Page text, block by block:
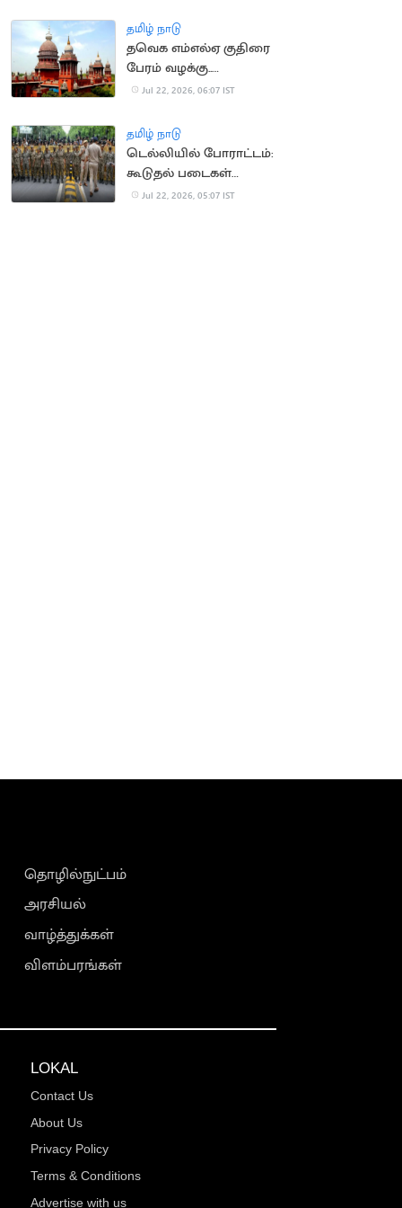
தமிழ் நாடு
தவெக எம்எல்ஏ குதிரை
பேரம் வழக்கு..
காவல்துறைக்கு
Jul 22, 2026, 06:07 IST
தமிழ் நாடு
டெல்லியில் போராட்டம்:
கூடுதல் படைகள்
வரவழைப்பு
Jul 22, 2026, 05:07 IST
தொழில்நுட்பம்
அரசியல்
வாழ்த்துக்கள்
விளம்பரங்கள்
LOKAL
Contact Us
About Us
Privacy Policy
Terms & Conditions
Advertise with us